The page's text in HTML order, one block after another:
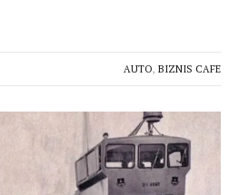
AUTO, BIZNIS CAFE